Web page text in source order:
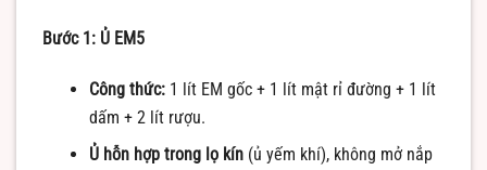
Bước 1: Ủ EM5
Công thức:1 lít EM gốc + 1 lít mật rỉ đường + 1 lít
dấm + 2 lít rượu.
Ủ hỗn hợp trong lọ kín(ủ yếm khí), không mở nắp